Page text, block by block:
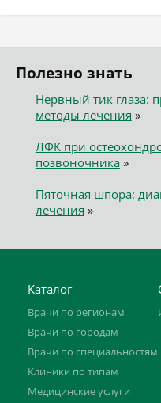
Полезно знать
Нервный тик глаза:
методы лечения »
ЛФК при
позвоночника»
Пяточная шпора:
лечения »
Каталог
Врачи по регионам
Врачи по городам
Врачи по специальностям
Клиники по типам
Медицинские услуги